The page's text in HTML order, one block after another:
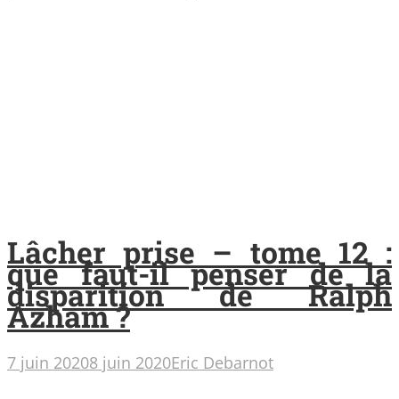
Lâcher prise – tome 12 :
que faut-il penser de la
disparition de Ralph
Azham ?
7 juin 20208 juin 2020Eric Debarnot